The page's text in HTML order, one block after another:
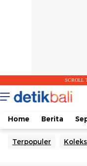
SCROLL
Home Berita
Terpopuler